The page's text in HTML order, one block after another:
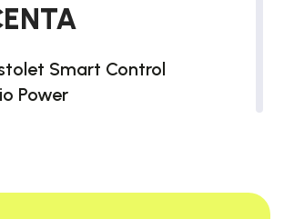
Smart Control
Power
10m